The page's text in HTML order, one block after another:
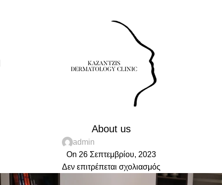
About us
admin
On 26 Σεπτεμβρίου, 2023
Δεν επιτρέπεται σχολιασμός